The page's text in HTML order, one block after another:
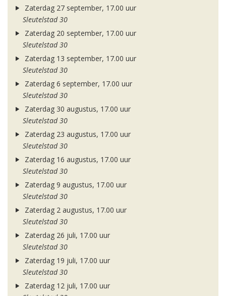
Zaterdag 27 september, 17.00 uur
Sleutelstad 30
Zaterdag 20 september, 17.00 uur
Sleutelstad 30
Zaterdag 13 september, 17.00 uur
Sleutelstad 30
Zaterdag 6 september, 17.00 uur
Sleutelstad 30
Zaterdag 30 augustus, 17.00 uur
Sleutelstad 30
Zaterdag 23 augustus, 17.00 uur
Sleutelstad 30
Zaterdag 16 augustus, 17.00 uur
Sleutelstad 30
Zaterdag 9 augustus, 17.00 uur
Sleutelstad 30
Zaterdag 2 augustus, 17.00 uur
Sleutelstad 30
Zaterdag 26 juli, 17.00 uur
Sleutelstad 30
Zaterdag 19 juli, 17.00 uur
Sleutelstad 30
Zaterdag 12 juli, 17.00 uur